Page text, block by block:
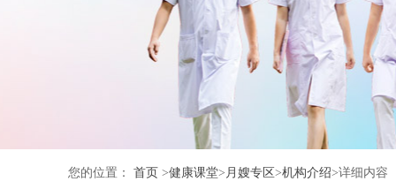
您的位置： 首页 >健康课堂> 月嫂专区>机构介绍>详细内容